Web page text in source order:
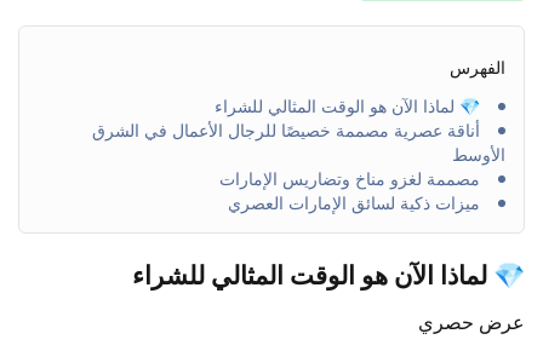
الفهرس
💎 لماذا الآن هو الوقت المثالي للشراء
أناقة عصرية مصممة خصيصًا للرجال الأعمال في الشرق
الأوسط
مصممة لغزو مناخ وتضاريس الإمارات
ميزات ذكية لسائق الإمارات العصري
💎 لماذا الآن هو الوقت المثالي للشراء
عرض حصري